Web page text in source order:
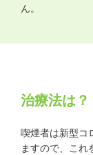
ん。
治療法は？
喫煙者は新型コ
ますので、これ